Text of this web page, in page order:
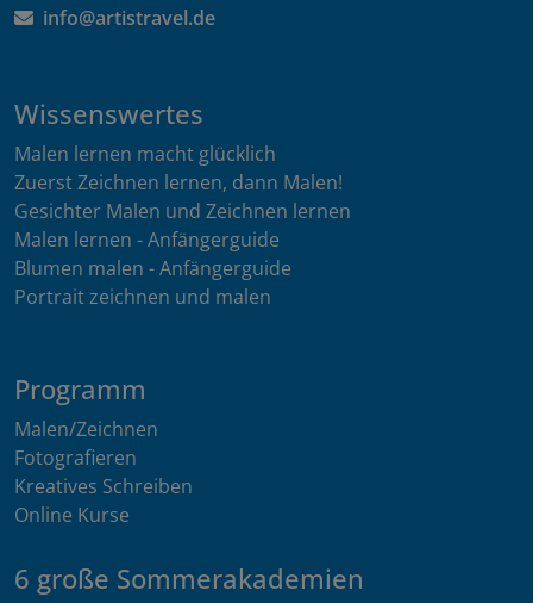
info@artistravel.de
Wissenswertes
Malen lernen macht glücklich
Zuerst Zeichnen lernen, dann Malen!
Gesichter Malen und Zeichnen lernen
Malen lernen - Anfängerguide
Blumen malen - Anfängerguide
Portrait zeichnen und malen
Programm
Malen/Zeichnen
Fotografieren
Kreatives Schreiben
Online Kurse
6 große Sommerakademien